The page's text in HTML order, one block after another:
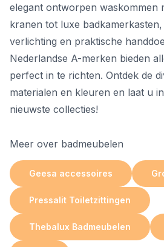
elegant ontworpen waskommen
kranen tot luxe badkamerkasten,
verlichting en praktische
Nederlandse A-merken bieden
perfect in te richten. Ontdek de
materialen en kleuren en laat u
nieuwste collecties!
Meer over badmeubelen
Geesa accessoires
Pressalit Toiletzittingen
Thebalux Badmeubelen